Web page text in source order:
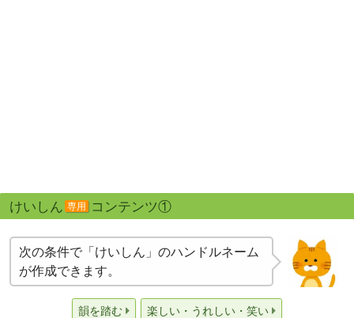
けいしん 専用 コンテンツ①
次の条件で「けいしん」のハンドルネーム
が作成できます。
韻を踏む 楽しい・うれしい・笑い